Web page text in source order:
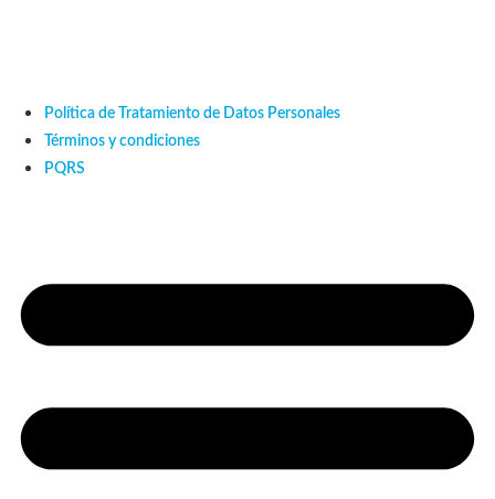
Política de Tratamiento de Datos Personales
Términos y condiciones
PQRS